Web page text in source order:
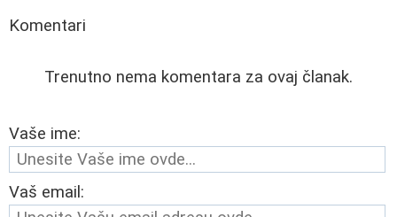
Komentari
Trenutno nema komentara za ovaj članak.
Vaše ime:
Vaš email: